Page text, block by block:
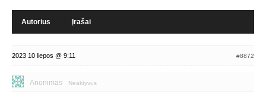
Autorius Įrašai
2023 10 liepos @ 9:11 #8872
Anonimas Neaktyvus